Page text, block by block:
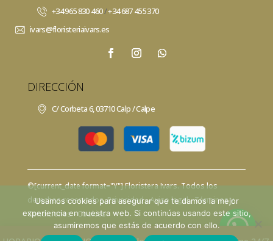
+34 965 830 460/+34 687 455 370
ivars@floristeriaivars.es
DIRECCIÓN
C/ Corbeta 6, 03710 Calp / Calpe
©[current_date format="Y"] Floristera Ivars. Todos los
derechos reservados.Privacidad- Aviso legal -Términos y
Condiciones -Cookies
Usamos cookies para asegurar que te damos la mejor
experiencia en nuestra web. Si continúas usando este sitio,
asumiremos que estás de acuerdo con ello.